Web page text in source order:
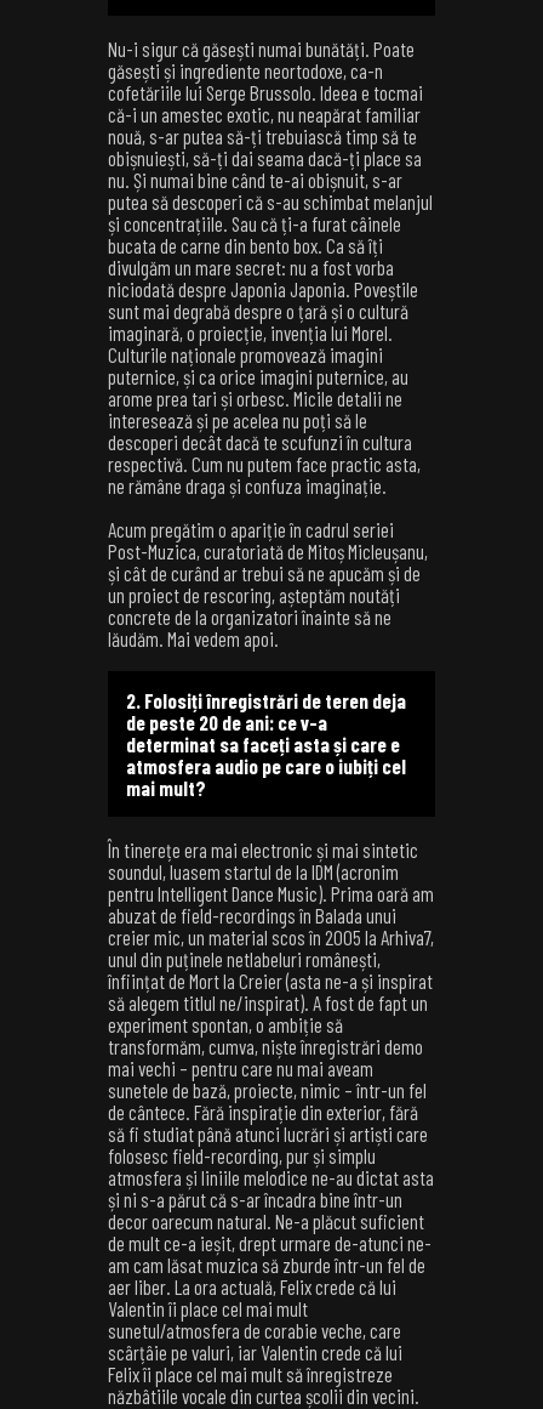
Nu-i sigur că găsești numai bunătăți. Poate
găsești și ingrediente neortodoxe, ca-n
cofetăriile lui Serge Brussolo. Ideea e tocmai
că-i un amestec exotic, nu neapărat familiar
nouă, s-ar putea să-ți trebuiască timp să te
obișnuiești, să-ți dai seama dacă-ți place sa
nu. Și numai bine când te-ai obișnuit, s-ar
putea să descoperi că s-au schimbat melanjul
și concentrațiile. Sau că ți-a furat câinele
bucata de carne din bento box. Ca să îți
divulgăm un mare secret: nu a fost vorba
niciodată despre Japonia Japonia. Poveștile
sunt mai degrabă despre o țară și o cultură
imaginară, o proiecție, invenția lui Morel.
Culturile naționale promovează imagini
puternice, și ca orice imagini puternice, au
arome prea tari și orbesc. Micile detalii ne
interesează și pe acelea nu poți să le
descoperi decât dacă te scufunzi în cultura
respectivă. Cum nu putem face practic asta,
ne rămâne draga și confuza imaginație.
Acum pregătim o apariție în cadrul seriei
Post-Muzica, curatoriată de Mitoș Micleușanu,
și cât de curând ar trebui să ne apucăm și de
un proiect de rescoring, așteptăm noutăți
concrete de la organizatori înainte să ne
lăudăm. Mai vedem apoi.
2. Folosiți înregistrări de teren deja
de peste 20 de ani: ce v-a
determinat sa faceți asta și care e
atmosfera audio pe care o iubiți cel
mai mult?
În tinerețe era mai electronic și mai sintetic
soundul, luasem startul de la IDM (acronim
pentru Intelligent Dance Music). Prima oară am
abuzat de field-recordings în Balada unui
creier mic, un material scos în 2005 la Arhiva7,
unul din puținele netlabeluri românești,
înființat de Mort la Creier (asta ne-a și inspirat
să alegem titlul ne/inspirat). A fost de fapt un
experiment spontan, o ambiție să
transformăm, cumva, niște înregistrări demo
mai vechi – pentru care nu mai aveam
sunetele de bază, proiecte, nimic – într-un fel
de cântece. Fără inspirație din exterior, fără
să fi studiat până atunci lucrări și artiști care
folosesc field-recording, pur și simplu
atmosfera și liniile melodice ne-au dictat asta
și ni s-a părut că s-ar încadra bine într-un
decor oarecum natural. Ne-a plăcut suficient
de mult ce-a ieșit, drept urmare de-atunci ne-
am cam lăsat muzica să zburde într-un fel de
aer liber. La ora actuală, Felix crede că lui
Valentin îi place cel mai mult
sunetul/atmosfera de corabie veche, care
scârțâie pe valuri, iar Valentin crede că lui
Felix îi place cel mai mult să înregistreze
năzbâtiile vocale din curtea școlii din vecini.